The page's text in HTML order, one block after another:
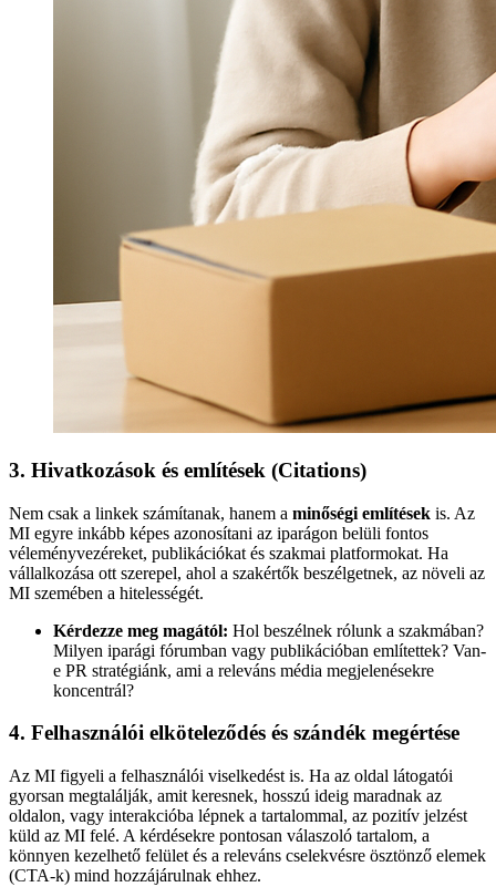
3. Hivatkozások és említések (Citations)
Nem csak a linkek számítanak, hanem a minőségi említések is. Az
MI egyre inkább képes azonosítani az iparágon belüli fontos
véleményvezéreket, publikációkat és szakmai platformokat. Ha
vállalkozása ott szerepel, ahol a szakértők beszélgetnek, az növeli az
MI szemében a hitelességét.
Kérdezze meg magától: Hol beszélnek rólunk a szakmában?
Milyen iparági fórumban vagy publikációban említettek? Van-
e PR stratégiánk, ami a releváns média megjelenésekre
koncentrál?
4. Felhasználói elköteleződés és szándék megértése
Az MI figyeli a felhasználói viselkedést is. Ha az oldal látogatói
gyorsan megtalálják, amit keresnek, hosszú ideig maradnak az
oldalon, vagy interakcióba lépnek a tartalommal, az pozitív jelzést
küld az MI felé. A kérdésekre pontosan válaszoló tartalom, a
könnyen kezelhető felület és a releváns cselekvésre ösztönző elemek
(CTA-k) mind hozzájárulnak ehhez.